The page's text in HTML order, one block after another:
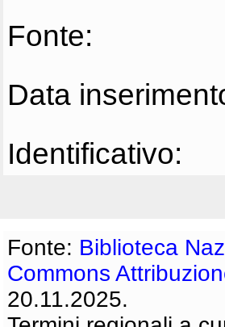
Fonte:
Data
Identificativo:
Fonte: Biblioteca
Commons
20.11.2025.